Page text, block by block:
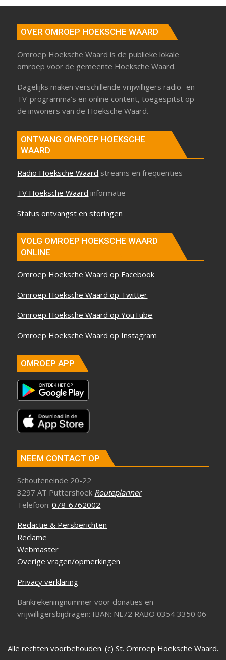
OVER OMROEP HOEKSCHE WAARD
Omroep Hoeksche Waard is de publieke lokale
omroep voor de gemeente Hoeksche Waard.
Dagelijks maken verschillende vrijwilligers radio- en
TV-programma’s en online content, toegespitst op
de inwoners van de Hoeksche Waard.
ONTVANG OMROEP HOEKSCHE
WAARD
Radio Hoeksche Waard streams en frequenties
TV Hoeksche Waard informatie
Status ontvangst en storingen
VOLG OMROEP HOEKSCHE WAARD
ONLINE
Omroep Hoeksche Waard op Facebook
Omroep Hoeksche Waard op Twitter
Omroep Hoeksche Waard op YouTube
Omroep Hoeksche Waard op Instagram
OMROEP APP
NEEM CONTACT OP
Schouteneinde 20-22
3297 AT Puttershoek Routeplanner
Telefoon:078-6762002
Redactie & Persberichten
Reclame
Webmaster
Overige vragen/opmerkingen
Privacy verklaring
Bankrekeningnummer voor donaties en
vrijwilligersbijdragen: IBAN: NL72 RABO 0354 3350 06
Alle rechten voorbehouden. (c) St. Omroep Hoeksche Waard.